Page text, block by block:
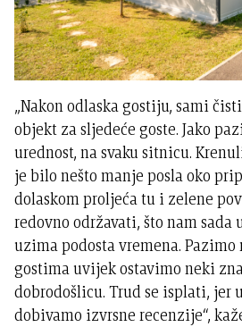
„Nakon odlaska gostiju, sami
objekt za sljedeće goste. Jako
urednost, na svaku sitnicu.
je bilo nešto manje posla oko
dolaskom proljeća tu i zelene
redovno održavati, što nam
uzima podosta vremena.
gostima uvijek ostavimo neki
dobrodošlicu. Trud se isplati, jer
dobivamo izvrsne recenzije“,